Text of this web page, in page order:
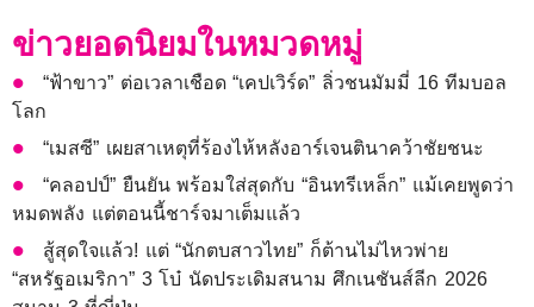
ข่าวยอดนิยมในหมวดหมู่
“ฟ้าขาว” ต่อเวลาเชือด “เคปเวิร์ด” ลิ่วชนมัมมี่ 16 ทีมบอล
โลก
“เมสซี” เผยสาเหตุที่ร้องไห้หลังอาร์เจนตินาคว้าชัยชนะ
“คลอปป์” ยืนยัน พร้อมใส่สุดกับ “อินทรีเหล็ก” แม้เคยพูดว่า
หมดพลัง แต่ตอนนี้ชาร์จมาเต็มแล้ว
สู้สุดใจแล้ว! แต่ “นักตบสาวไทย” ก็ต้านไม่ไหวพ่าย
“สหรัฐอเมริกา” 3 โบ๋ นัดประเดิมสนาม ศึกเนชันส์ลีก 2026